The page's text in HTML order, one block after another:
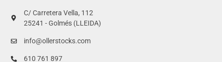
C/ Carretera Vella, 112
25241 - Golmés (LLEIDA)
info@ollerstocks.com
610 761 897